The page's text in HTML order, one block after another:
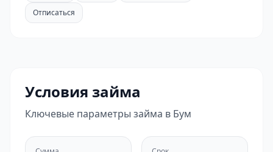
Отписаться
Условия займа
Ключевые параметры займа в Бум